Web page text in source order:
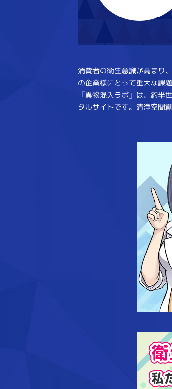
消費者の衛生意識が高まり
の企業様にとって重大な課
「異物混入ラボ」は、約
タルサイトです。清浄空間